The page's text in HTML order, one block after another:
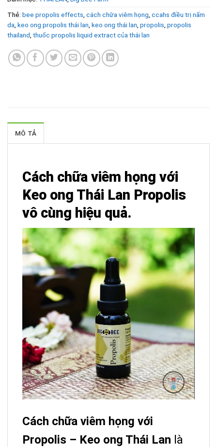
Thẻ: bee propolis effects cách chữa viêm họng ccahs điều trị nấm
da keo ong propolis thái lan keo ong thái lan propolis propolis
thailand thuốc propolis liquid extract của thái lan
MÔ TẢ
Cách chữa viêm họng với
Keo ong Thái Lan Propolis
vô cùng hiệu quả.
Cách chữa viêm họng với
Propolis – Keo ong Thái Lan là